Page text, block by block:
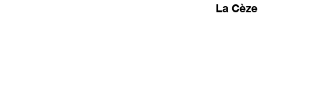
La Cèze